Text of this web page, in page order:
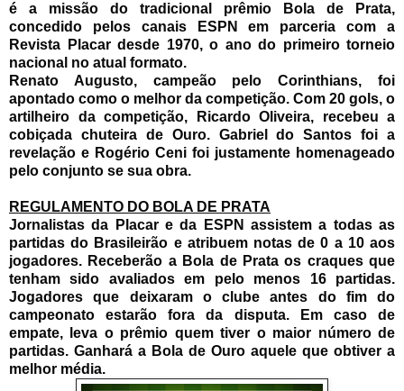
é a missão do tradicional prêmio Bola de Prata,
concedido pelos canais ESPN em parceria com a
Revista Placar desde 1970, o ano do primeiro torneio
nacional no atual formato.
Renato Augusto, campeão pelo Corinthians, foi
apontado como o melhor da competição. Com 20 gols, o
artilheiro da competição, Ricardo Oliveira, recebeu a
cobiçada chuteira de Ouro. Gabriel do Santos foi a
revelação e Rogério Ceni foi justamente homenageado
pelo conjunto se sua obra.
REGULAMENTO DO BOLA DE PRATA
Jornalistas da Placar e da ESPN assistem a todas as
partidas do Brasileirão e atribuem notas de 0 a 10 aos
jogadores. Receberão a Bola de Prata os craques que
tenham sido avaliados em pelo menos 16 partidas.
Jogadores que deixaram o clube antes do fim do
campeonato estarão fora da disputa. Em caso de
empate, leva o prêmio quem tiver o maior número de
partidas. Ganhará a Bola de Ouro aquele que obtiver a
melhor média.